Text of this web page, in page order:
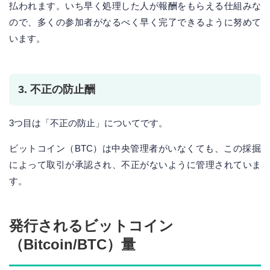
払われます。いち早く処理した人が報酬をもらえる仕組みな
ので、多くの参加者がなるべく早く完了できるように努めて
います。
3. 不正の防止酬
3つ目は「不正の防止」についてです。
ビットコイン（BTC）は中央管理者がいなくても、この採掘
によって取引が承認され、不正がないように管理されていま
す。
発行されるビットコイン
（Bitcoin/BTC）量